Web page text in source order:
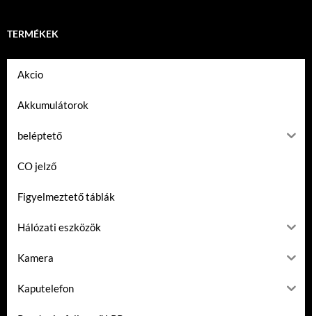
TERMÉKEK
Akcio
Akkumulátorok
beléptető
CO jelző
Figyelmeztető táblák
Hálózati eszközök
Kamera
Kaputelefon